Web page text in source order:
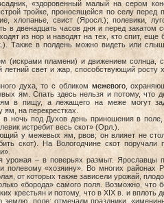
«здоровенный малый на сером
тройке, проносящейся по селу перед
хлопанье, свист (Яросл.); полевики,
двенадцать часов дня и перед закатом
из нор и наводят на тех, кто спит, еще
Также в полдень можно видеть или
(искрами пламени) и движением солнца,
свет и жар, способствующий росту
духа, то с обликом межевого,
ям. Спать здесь нельзя и потому, что
в пищу, а лежащего на меже могут
на перекрестках.
под Духов день приношения в поле,
истребит весь скот» (Орл.).
у межевых ям, рвов; он влияет не
скот). На Вологодчине скот поручали
урожая – в поверьях размыт. Ярославцы
полевому «хозяину». Во многих районах
от которых также зависели урожай,
«борода» самого поля. Возможно, что
крестьян и потому, что в XIX в. и вплоть
поле; отмечали праздники,